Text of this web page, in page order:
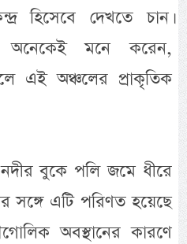
হিসেবে দেখতে চান।
অনেকেই মনে করেন,
এই অঞ্চলের প্রাকৃতিক
নদীর বুকে পলি জমে ধীরে
সঙ্গে এটি পরিণত হয়েছে
অবস্থানের কারণে